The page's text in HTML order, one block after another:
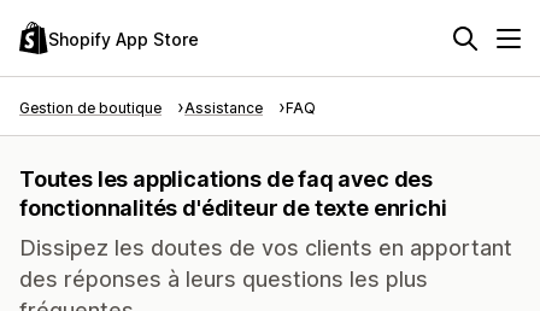
Shopify App Store
Gestion de boutique Assistance FAQ
Toutes les applications de faq avec des
fonctionnalités d'éditeur de texte enrichi
Dissipez les doutes de vos clients en apportant
des réponses à leurs questions les plus